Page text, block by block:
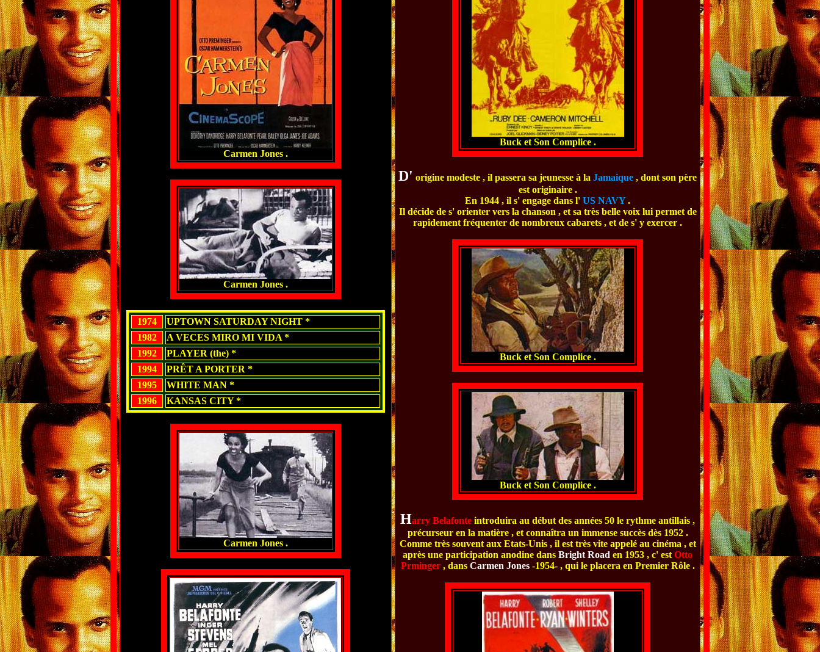
Carmen Jones .
Carmen Jones .
1974
UPTOWN SATURDAY NIGHT *
1982
A VECES MIRO MI VIDA *
1992
PLAYER (the) *
1994
PRÊT A PORTER *
1995
WHITE MAN *
1996
KANSAS CITY *
Carmen Jones .
Buck et Son Complice .
D' origine modeste , il passera sa jeunesse à la Jamaique , dont son père
est originaire .
En 1944 , il s' engage dans l' US NAVY.
Il décide de s' orienter vers la chanson , et sa très belle voix lui permet de
rapidement fréquenter de nombreux cabarets , et de s' y exercer .
Buck et Son Complice .
Buck et Son Complice .
Harry Belafonte introduira au début des années 50 le rythme antillais ,
précurseur en la matière , et connaîtra un immense succès dès 1952 .
Comme très souvent aux Etats-Unis , il est très vite appelé au cinéma , et
après une participation anodine dans Bright Road en 1953 , c' est Otto
Prminger, dans Carmen Jones-1954- , qui le placera en Premier Rôle .